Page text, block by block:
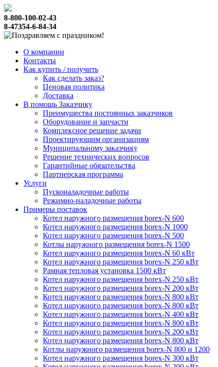
8-800-100-02-43
8-47354-6-84-34
О компании
Контакты
Как купить / получить
Как сделать заказ?
Ценовая политика
Доставка
В помощь Заказчику
Преимущества постоянных заказчиков
Оборудование и запчасти
Комплексное решение задачи
Проектирующим организациям
Муниципальному заказчику
Решение технических вопросов
Гарантийные обязательства
Партнерская программа
Услуги
Пусконаладочные работы
Режимно-наладочные работы
Примеры поставок
Котел наружного размещения borex-N 600
Котел наружного размещения borex-N 1000
Котел наружного размещения borex-N 500
Котлы наружного размещения borex-N 1500
Котел наружного размещения borex-N 60 кВт
Котел наружного размещения borex-N 250 кВт
Рамная тепловая установка 1500 кВт
Котел наружного размещения borex-N 250 кВт
Котел наружного размещения borex-N 200 кВт
Котел наружного размещения borex-N 800 кВт
Котел наружного размещения borex-N 800 кВт
Котел наружного размещения borex-N 400 кВт
Котел наружного размещения borex-N 800 кВт
Котел наружного размещения borex-N 200 кВт
Котел наружного размещения borex-N 800 кВт
Котлы наружного размещения borex-N 800 и 1200
Котел наружного размещения borex-N 300 кВт